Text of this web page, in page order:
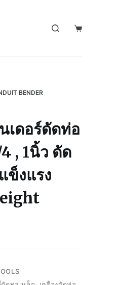
BENDER
เดอร์ดัดท่อ
, 1นิ้ว ดัด
ข็งแรง